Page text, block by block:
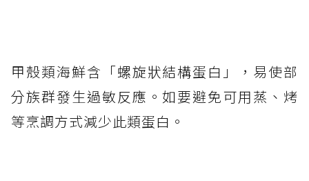
甲殼類海鮮含「螺旋狀結構蛋白」，易使部
分族群發生過敏反應。如要避免可用蒸、烤
等烹調方式減少此類蛋白。